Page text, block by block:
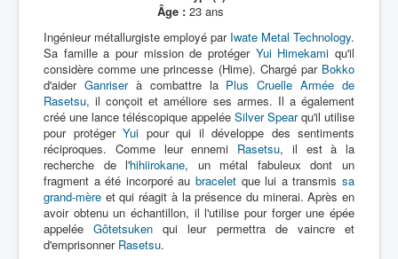
Âge :23 ans
Ingénieur métallurgiste employé par Iwate Metal Technology.
Sa famille a pour mission de protéger Yui Himekami qu'il
considère comme une princesse (Hime). Chargé par Bokko
d'aider Ganriserà combattre la Plus Cruelle Armée de
Rasetsu, il conçoit et améliore ses armes. Il a également
créé une lance téléscopique appelée Silver Spearqu'il utilise
pour protéger Yui pour qui il développe des sentiments
réciproques. Comme leur ennemi Rasetsu, il est à la
recherche de l'hihiirokane, un métal fabuleux dont un
fragment a été incorporé au bracelet que lui a transmis sa
grand-mère et qui réagit à la présence du minerai. Après en
avoir obtenu un échantillon, il l'utilise pour forger une épée
appeléeGôtetsuken qui leur permettra de vaincre et
d'emprisonner Rasetsu.